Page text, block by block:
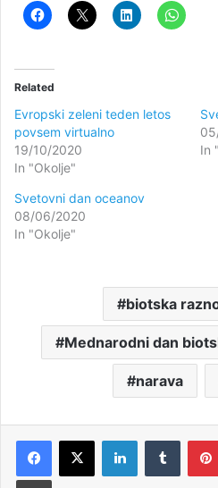
Related
Evropski zeleni teden letos
povsem virtualno
19/10/2020
In "Okolje"
In
Svetovni dan oceanov
08/06/2020
In "Okolje"
biotska
Mednarodni dan
narava